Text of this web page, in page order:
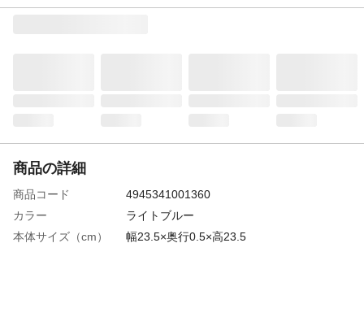
商品の詳細
商品コード
4945341001360
カラー
ライトブルー
本体サイズ（cm）
幅23.5×奥行0.5×高23.5